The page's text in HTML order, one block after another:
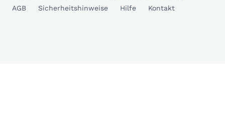
AGB
Sicherheitshinweise Hilfe Kontakt